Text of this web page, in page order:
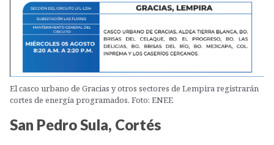
El casco urbano de Gracias y otros sectores de Lempira registrarán
cortes de energía programados. Foto: ENEE
San Pedro Sula, Cortés